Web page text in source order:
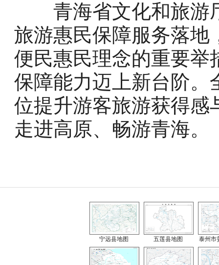
青海省文化和旅游
旅游惠民保障服务落地
便民惠民理念的重要举
保障能力迈上新台阶。
位提升游客旅游获得感
走进高原、畅游青海。
宁远县地图 五莲县地图 泰州市